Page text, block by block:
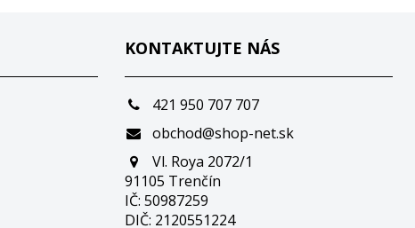
KONTAKTUJTE NÁS
421 950 707 707
obchod@shop-net.sk
Vl. Roya 2072/1
91105 Trenčín
IČ: 50987259
DIČ: 2120551224